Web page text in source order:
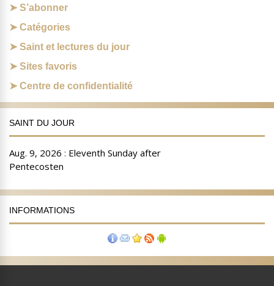
S’abonner
Catégories
Saint et lectures du jour
Sites favoris
Centre de confidentialité
SAINT DU JOUR
INFORMATIONS